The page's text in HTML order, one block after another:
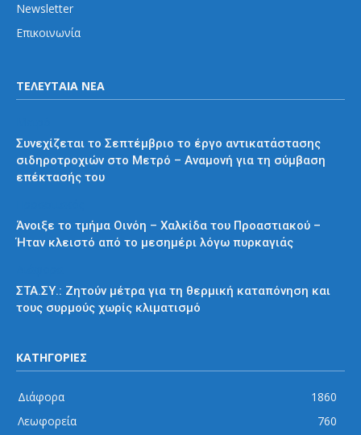
Newsletter
Επικοινωνία
ΤΕΛΕΥΤΑΙΑ ΝΕΑ
Συνεχίζεται το Σεπτέμβριο το έργο αντικατάστασης
σιδηροτροχιών στο Μετρό – Αναμονή για τη σύμβαση
επέκτασής του
Άνοιξε το τμήμα Οινόη – Χαλκίδα του Προαστιακού –
Ήταν κλειστό από το μεσημέρι λόγω πυρκαγιάς
ΣΤΑ.ΣΥ.: Ζητούν μέτρα για τη θερμική καταπόνηση και
τους συρμούς χωρίς κλιματισμό
ΚΑΤΗΓΟΡΙΕΣ
Διάφορα
1860
Λεωφορεία
760